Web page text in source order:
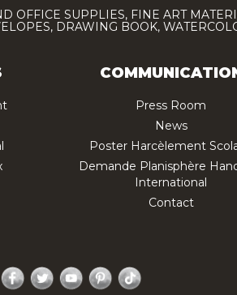
OFFICE SUPPLIES, FINE ART
DRAWING BOOK,
Press Room
News
Poster Harcèlement
Demande Planisphère
International
Contact
Facebook
TwitterYouTubePinterest